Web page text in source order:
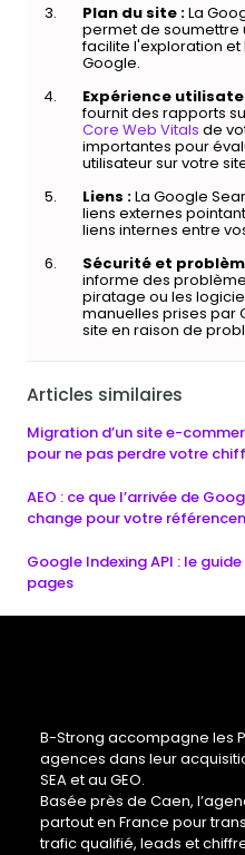
Plan du site :La
permet de soumettre
facilite l'exploration
Google.
Expérience
fournit des rapports
Core Web Vitals de
importantes pour
utilisateur sur votre
Liens :La Google
liens externes
liens internes entre
Sécurité et
informe des
piratage ou les
manuelles prises par
site en raison de
Articles similaires
Migration d’un site e-
pour ne pas perdre votre
AEO : ce que l’arrivée de
change pour votre
Google Indexing API : le
pages
B-Strong accompagne les
agences dans leur
SEA et au GEO.
Basée près de Caen,
partout en France pour
trafic qualifié, leads et